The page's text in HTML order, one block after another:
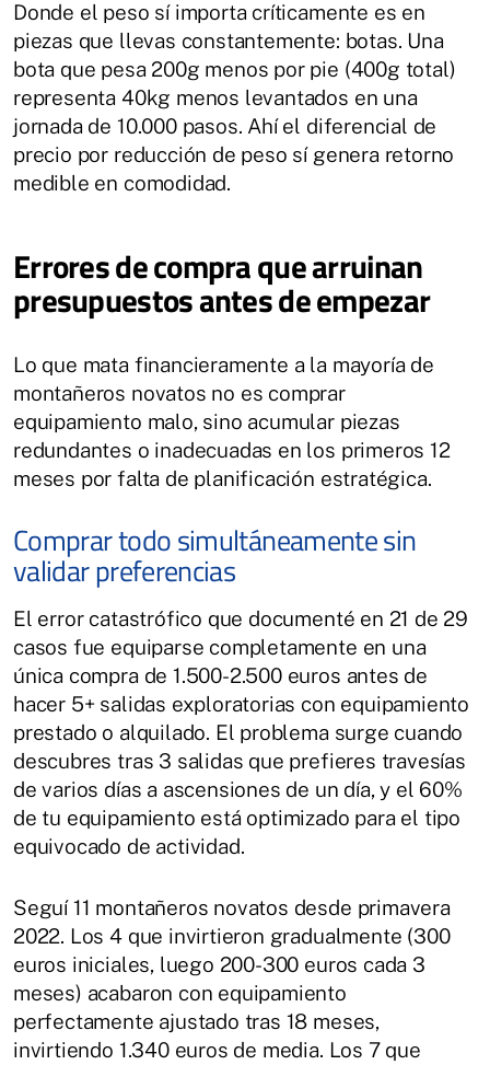
Donde el peso sí importa críticamente es en
piezas que llevas constantemente: botas. Una
bota que pesa 200g menos por pie (400g total)
representa 40kg menos levantados en una
jornada de 10.000 pasos. Ahí el diferencial de
precio por reducción de peso sí genera retorno
medible en comodidad.
Errores de compra que arruinan
presupuestos antes de empezar
Lo que mata financieramente a la mayoría de
montañeros novatos no es comprar
equipamiento malo, sino acumular piezas
redundantes o inadecuadas en los primeros 12
meses por falta de planificación estratégica.
Comprar todo simultáneamente sin
validar preferencias
El error catastrófico que documenté en 21 de 29
casos fue equiparse completamente en una
única compra de 1.500-2.500 euros antes de
hacer 5+ salidas exploratorias con equipamiento
prestado o alquilado. El problema surge cuando
descubres tras 3 salidas que prefieres travesías
de varios días a ascensiones de un día, y el 60%
de tu equipamiento está optimizado para el tipo
equivocado de actividad.
Seguí 11 montañeros novatos desde primavera
2022. Los 4 que invirtieron gradualmente (300
euros iniciales, luego 200-300 euros cada 3
meses) acabaron con equipamiento
perfectamente ajustado tras 18 meses,
invirtiendo 1.340 euros de media. Los 7 que